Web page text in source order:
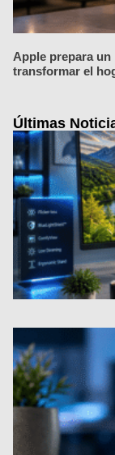
Últimas
Apple prepara
transformar el